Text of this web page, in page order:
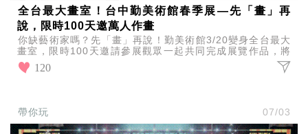
型
拍
照
技
巧
技
全台最大畫室！台中勤美術館春季展—先「畫」再
說，限時100天邀萬人作畫
你缺藝術家嗎？先「畫」再說！勤美術館3/20變身全台最大
畫室，限時100天邀請參展觀眾一起共同完成展覽作品，將
傳統美術館的白盒子空間，轉化為全民共創的藝術練習室
120
帶你玩 07/03